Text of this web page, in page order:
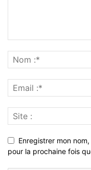
Enregistrer mon
pour la prochaine fois